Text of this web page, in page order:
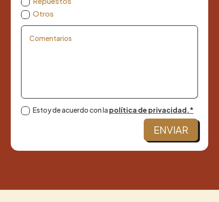
Otros
Estoy de acuerdo con la política de privacidad.*
ENVIAR